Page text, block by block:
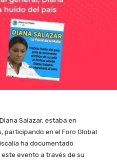
Salazar, estaba en
participando en el Foro Global
ha documentado
evento a través de su